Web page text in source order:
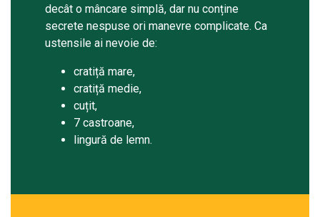
decât o mâncare simplă, dar nu conține
secrete nespuse ori manevre complicate. Ca
ustensile ai nevoie de:
cratiță mare,
cratiță medie,
cuțit,
7 castroane,
lingură de lemn.